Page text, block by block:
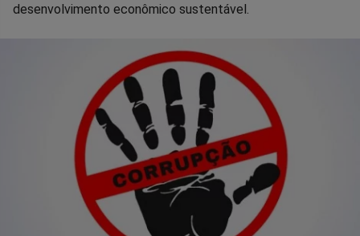
desenvolvimento econômico sustentável.